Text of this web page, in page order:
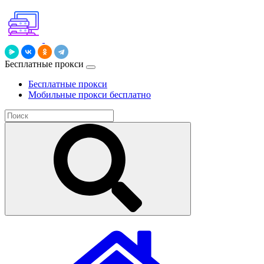
Бесплатные прокси
Бесплатные прокси
Мобильные прокси бесплатно